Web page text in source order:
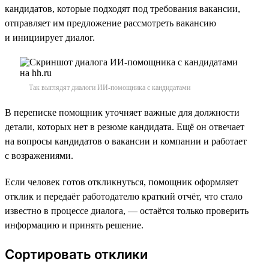
кандидатов, которые подходят под требования вакансии,
отправляет им предложение рассмотреть вакансию
и инициирует диалог.
Так выглядят диалоги ИИ-помощника с кандидатами
В переписке помощник уточняет важные для должности
детали, которых нет в резюме кандидата. Ещё он отвечает
на вопросы кандидатов о вакансии и компании и работает
с возражениями.
Если человек готов откликнуться, помощник оформляет
отклик и передаёт работодателю краткий отчёт, что стало
известно в процессе диалога, — остаётся только проверить
информацию и принять решение.
Сортировать отклики